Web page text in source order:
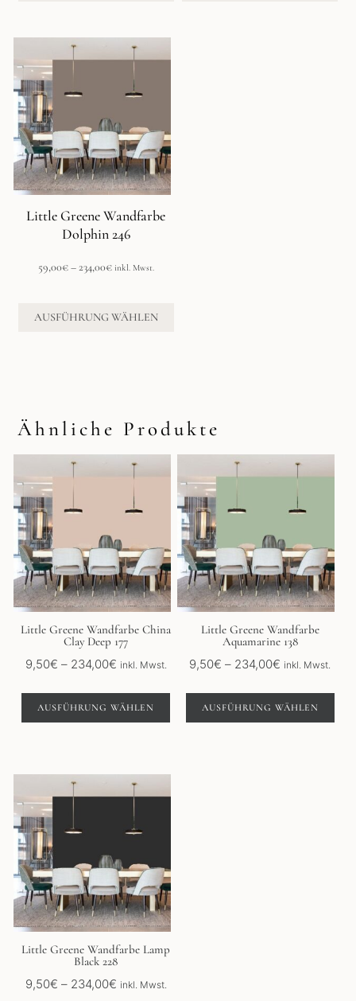
Little Greene Wandfarbe
Dolphin 246
59,00€–234,00€Preisspanne:
234,00€
inkl. Mwst.
AUSFÜHRUNG WÄHLEN
Produkt
mehrere
auf.
Optionen
können
auf
der
Produktseite
gewählt
werden
Ähnliche Produkte
Little Greene Wandfarbe China
Clay Deep 177
9,50€ – 234,00€Preisspanne:
bis
234,00€
inkl. Mwst.
AUSFÜHRUNG WÄHLEN
mehrere
auf.
Optionen
können
auf
der
Produktseite
gewählt
Little Greene Wandfarbe
Aquamarine 138
9,50€ – 234,00€ Preisspanne:
bis
234,00€
inkl. Mwst.
AUSFÜHRUNG WÄHLEN
Produkt
mehrere
auf.
Die
Optionen
können
auf
der
Produktseite
gewählt
Little Greene Wandfarbe Lamp
Black 228
9,50€ – 234,00€Preisspanne:
inkl. Mwst.
Produkt
mehrere
auf.
Optionen
können
auf
der
Produktseite
gewählt